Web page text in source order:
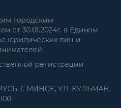
городским
от 30.01.2024г. в Едином
юридических лиц и
регистрации
Г. МИНСК, УЛ. КУЛЬМАН,